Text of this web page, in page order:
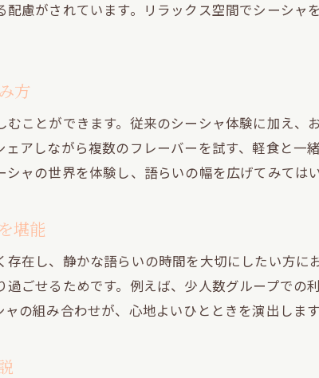
シーシャと静かな語らいが楽しめる円山町の魅力
お酒とシーシャの組み合わせを円山町で堪能
円山町で味わう隠れ家シーシャの過ごし方
駅周辺でシーシャが繋ぐ語らいのひととき
神泉駅近くで楽しむシーシャと語らいの魅力
静かなひとときを叶えるシーシャ体験のすすめ
初心者も安心の神泉駅エリアシーシャスポット
神泉駅周辺で出会う新しいシーシャの楽しみ方
シーシャが繋ぐ友人や恋人との特別な時間
落ち着きを求めるならシーシャの新定番を体験
慮がされています。リラックス空間でシーシャ
方
ことができます。従来のシーシャ体験に加え、
アしながら複数のフレーバーを試す、軽食と一
ャの世界を体験し、語らいの幅を広げてみては
堪能
在し、静かな語らいの時間を大切にしたい方に
ごせるためです。例えば、少人数グループでの
の組み合わせが、心地よいひとときを演出します